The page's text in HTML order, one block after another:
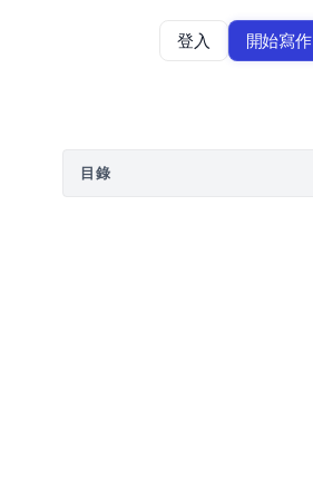
登入 開始寫作
目錄